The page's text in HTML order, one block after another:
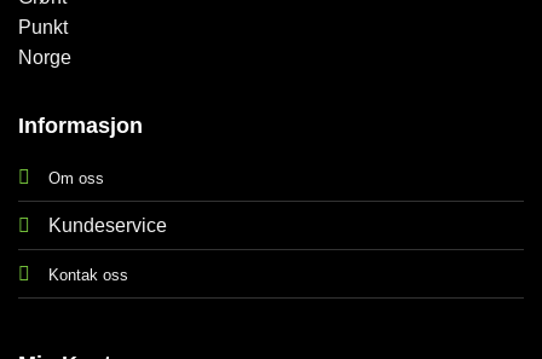
Informasjon
Om oss
Kundeservice
Kontak oss